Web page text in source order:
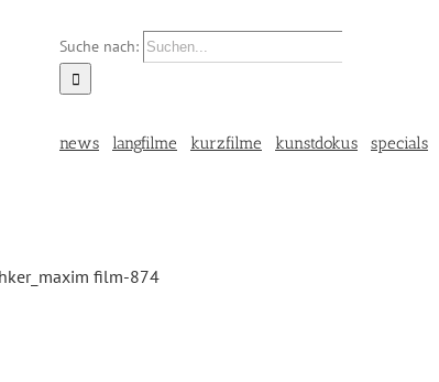
Suche nach:
news langfilme kurzfilme kunstdokus specials
film-874